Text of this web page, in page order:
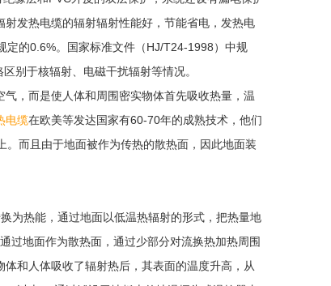
发热电缆的辐射辐射性能好，节能省电，发热电
定的0.6%。国家标准文件（HJ/T24-1998）中规
别于核辐射、电磁干扰辐射等情况。
，而是使人体和周围密实物体首先吸收热量，温
电缆在欧美等发达国家有60-70年的成熟技术，他们
而且由于地面被作为传热的散热面，因此地面装
热能，通过地面以低温热辐射的形式，把热量地
地面作为散热面，通过少部分对流换热加热周围
和人体吸收了辐射热后，其表面的温度升高，从